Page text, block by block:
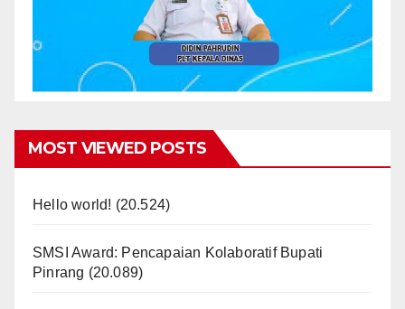
MOST VIEWED POSTS
Hello world! (20.524)
SMSI Award: Pencapaian Kolaboratif Bupati
Pinrang (20.089)